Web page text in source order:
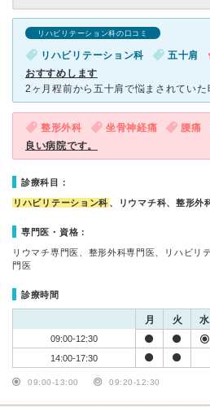
リハビリテーション科の口コミ
リハビリテーション科 五十肩
おすすめします
整形外科 坐骨神経痛 腰痛
良い病院です。
診療科目：
リハビリテーション科 、リウマチ科、整形外
専門医・資格：
リウマチ専門医、整形外科専門医、リハビリ
門医
診療時間
月 火 水
09:00-12:30
14:00-17:30
09:00-13:00 09:20-12:30